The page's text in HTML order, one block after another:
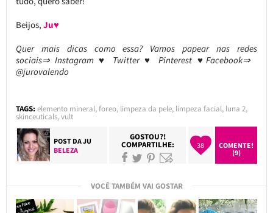
Beijos, Ju♥
Quer mais dicas como essa? Vamos papear nas redes
sociais⇒ Instagram ♥ Twitter ♥ Pinterest ♥Facebook⇒
@jurovalendo
TAGS: elemento mineral,foreo, limpeza da pele, limpeza facial, luna 2,
skinceuticals,vult
POST DAJU
BELEZA
GOSTOU?!
COMPARTILHE: 38
COMENTE!
(9)
VOCÊ TAMBÉM VAI GOSTAR